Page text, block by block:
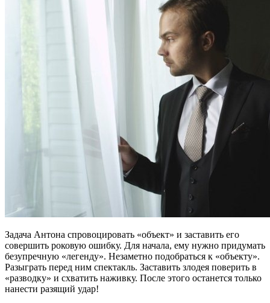
Задача Антона спровоцировать «объект» и заставить его
совершить роковую ошибку. Для начала, ему нужно придумать
безупречную «легенду». Незаметно подобраться к «объекту».
Разыграть перед ним спектакль. Заставить злодея поверить в
«разводку» и схватить наживку. После этого останется только
нанести разящий удар!